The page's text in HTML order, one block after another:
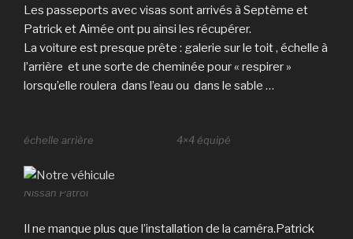
Les passeports avec visas sont arrivés à Septème et
Patrick et Aimée ont pu ainsi les récupérer.
La voiture est presque prête : galerie sur le toit , échelle à
l’arrière et une sorte de cheminée pour « respirer »
lorsqu’elle roulera dans l’eau ou dans le sable …
échelle arrière 4×4 équipé
Nissan Patrol
Il ne manque plus que l’installation de la caméra.Patrick